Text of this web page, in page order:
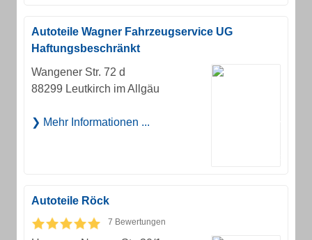
Autoteile Wagner Fahrzeugservice UG
Haftungsbeschränkt
Wangener Str. 72 d
88299 Leutkirch im Allgäu
Mehr Informationen ...
Autoteile Röck
7 Bewertungen